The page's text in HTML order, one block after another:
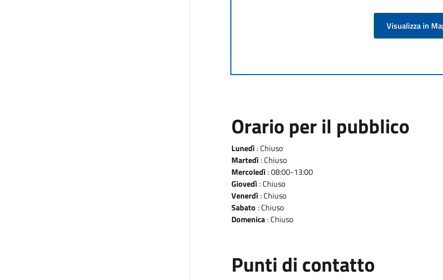
Visualizza in
Orario per il pubblico
Lunedì: Chiuso
Martedì: Chiuso
Mercoledì: 08:00-13:00
Giovedì: Chiuso
Venerdì: Chiuso
Sabato : Chiuso
Domenica: Chiuso
Punti di contatto